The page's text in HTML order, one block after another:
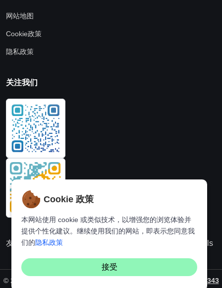
网站地图
Cookie政策
隐私政策
关注我们
友情链接：动漫派 Hi,online tools
© 2026. All rights reserved by 粤ICP备2024231343
Cookie 政策
本网站使用 cookie 或类似技术，以增强您的浏览体验并
提供个性化建议。继续使用我们的网站，即表示您同意我
们的隐私政策
接受